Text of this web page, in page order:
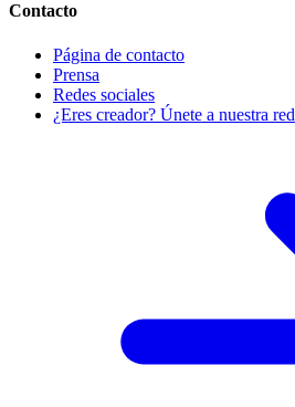
Contacto
Página de contacto
Prensa
Redes sociales
¿Eres creador? Únete a nuestra red